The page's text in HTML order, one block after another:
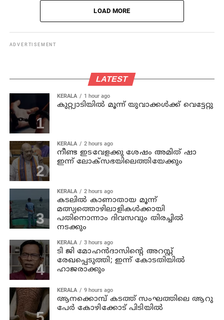
LOAD MORE
ADVERTISEMENT
LATEST
KERALA 1 hour ago
കുറ്റ്യാടിയില്‍ മൂന്ന് യുവാക്കള്‍ക്ക് വെട്ടേറ്റു
KERALA 2 hours ago
നീണ്ട ഇടവേളക്കു ശേഷം അമിത് ഷാ
ഇന്ന് ലോക്‌സഭയിലെത്തിയേക്കും
KERALA 2 hours ago
കടലില്‍ കാണാതായ മൂന്ന്
മത്സ്യത്തൊഴിലാളികള്‍ക്കായി
പതിനൊന്നാം ദിവസവും തിരച്ചില്‍
നടക്കും
KERALA 3 hours ago
ടി ജി മോഹന്‍ദാസിന്റെ അറസ്റ്റ്
രേഖപ്പെടുത്തി; ഇന്ന് കോടതിയില്‍
ഹാജരാക്കും
KERALA 9 hours ago
ആനക്കൊമ്പ് കടത്ത് സംഘത്തിലെ ആറു
പേര്‍ കോഴിക്കോട് പിടിയില്‍